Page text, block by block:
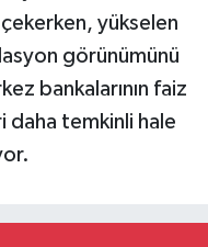
yükselen
görünümünü
bankalarının faiz
daha temkinli hale